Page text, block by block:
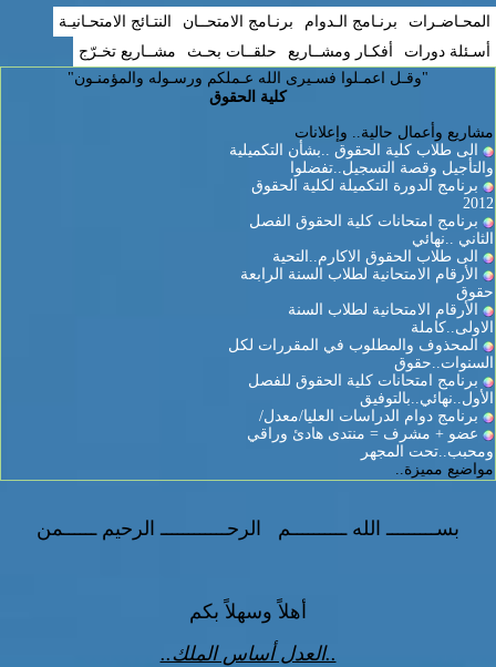
المحـاضـرات برنـامج الـدوام برنـامج الامتحــان
النتـائج الامتحـانيـة
أسـئلة دورات
أفكـار ومشــاريع حلقــات بحـث
مشــاريع تخـرّج
"وقـل اعمـلوا فسـيرى الله عـملكم ورسـوله والمؤمنـون"
كلية الحقوق
مشاريع وأعمال حالية.. وإعلانات
الى طلاب كلية الحقوق ..بشأن التكميلية
والتأجيل وقصة التسجيل..تفضلوا
برنامج الدورة التكميلة لكلية الحقوق
2012
برنامج امتحانات كلية الحقوق الفصل
الثاني ..نهائي
الى طلاب الحقوق الاكارم..التحية
الأرقام الامتحانية لطلاب السنة الرابعة
حقوق
الأرقام الامتحانية لطلاب السنة
الاولى..كاملة
المحذوف والمطلوب في المقررات لكل
السنوات..حقوق
برنامج امتحانات كلية الحقوق للفصل
الأول..نهائي..بالتوفيق
برنامج دوام الدراسات العليا/معدل/
عضو + مشرف = منتدى هادئ وراقي
ومحبب..تحت المجهر
مواضيع مميزة..
بســـــــــ الله ــــــــــم الرحــــــــــــ الرحيم ــــــمن
أهلاً وسهلاً بكم
..العدل أساس الملك..